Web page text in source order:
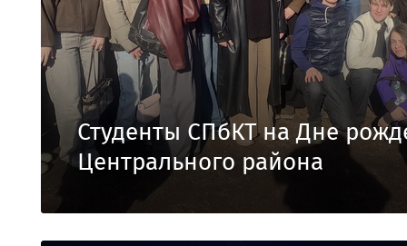
Студенты СПбКТ на Дне
Центрального района